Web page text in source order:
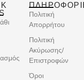
Πολιτική
Απορρήτου
Πολιτική
Ακύρωσης/
Επιστροφών
Όροι